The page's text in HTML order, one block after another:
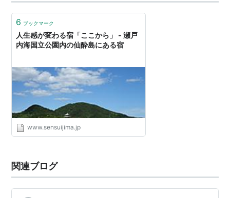
高い旧跡や遺構も多く残されています。 江戸時…
6 ブックマーク
人生感が変わる宿「ここから」 - 瀬戸
内海国立公園内の仙酔島にある宿
www.sensuijima.jp
関連ブログ